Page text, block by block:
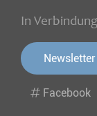
In
Facebook